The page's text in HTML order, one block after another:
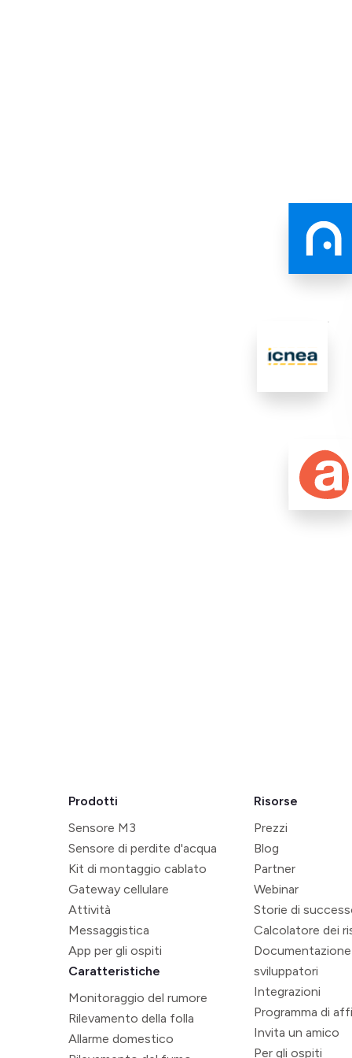
Prodotti
Sensore M3
Sensore di perdite d'acqua
Kit di montaggio cablato
Gateway cellulare
Attività
Messaggistica
App per gli ospiti
Caratteristiche
Monitoraggio del rumore
Rilevamento della folla
Allarme domestico
Risorse
Prezzi
Blog
Partner
Webinar
Storie di
Calcolatore dei
sviluppatori
Integrazioni
Programma di
Invita un amico
Per gli ospiti